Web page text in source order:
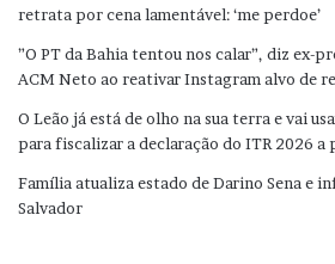
retrata por cena lamentável: ‘me perdoe’
”O PT da Bahia tentou nos calar”, diz ex-
ACM Neto ao reativar Instagram alvo de
O Leão já está de olho na sua terra e vai
para fiscalizar a declaração do ITR 2026 a
Família atualiza estado de Darino Sena e
Salvador